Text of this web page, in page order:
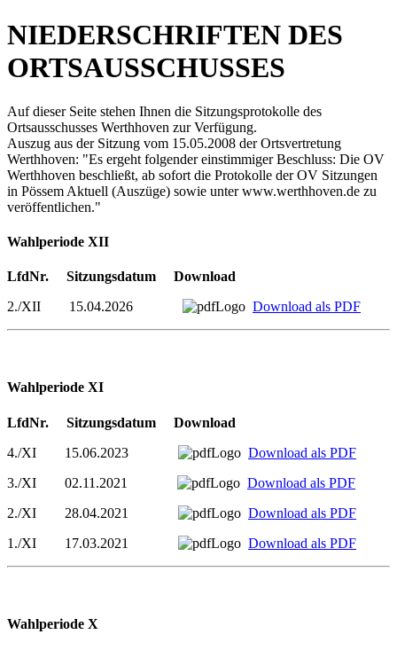
NIEDERSCHRIFTEN DES
ORTSAUSSCHUSSES
Auf dieser Seite stehen Ihnen die Sitzungsprotokolle des
Ortsausschusses Werthhoven zur Verfügung.
Auszug aus der Sitzung vom 15.05.2008 der Ortsvertretung
Werthhoven: "Es ergeht folgender einstimmiger Beschluss: Die OV
Werthhoven beschließt, ab sofort die Protokolle der OV Sitzungen
in Pössem Aktuell (Auszüge) sowie unter www.werthhoven.de zu
veröffentlichen."
Wahlperiode XII
LfdNr. Sitzungsdatum Download
2./XII 15.04.2026
Download als PDF
Wahlperiode XI
LfdNr. Sitzungsdatum Download
4./XI 15.06.2023
Download als PDF
3./XI 02.11.2021
Download als PDF
2./XI 28.04.2021
Download als PDF
1./XI 17.03.2021
Download als PDF
Wahlperiode X